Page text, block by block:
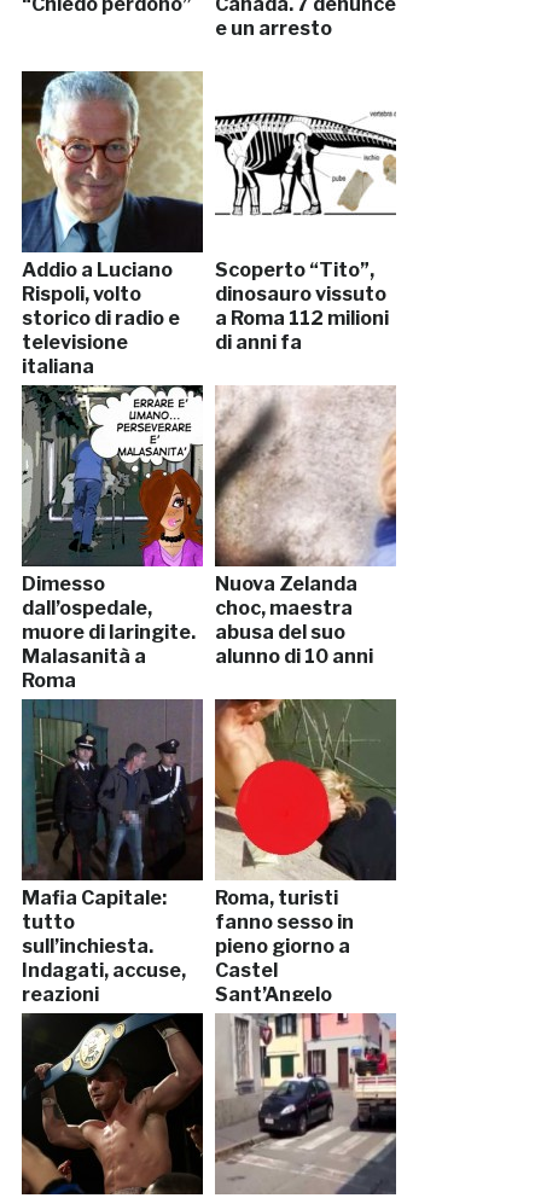
e un arresto
Addio a Luciano
Rispoli, volto
storico di radio e
televisione
italiana
Scoperto “Tito”,
dinosauro vissuto
a Roma 112 milioni
di anni fa
Dimesso
dall’ospedale,
muore di laringite.
Malasanità a
Roma
Nuova Zelanda
choc, maestra
abusa del suo
alunno di 10 anni
Mafia Capitale:
tutto
sull’inchiesta.
Indagati, accuse,
reazioni
Roma, turisti
fanno sesso in
pieno giorno a
Castel
Sant’Angelo
(FOTO)